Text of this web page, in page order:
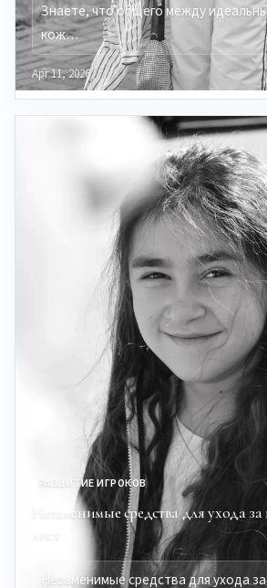
Знаете, что общего между
кож…
Apr 11, 2026
РАЗВИТИЕ ИГРОКОВ
Незаменимые средства для ухода
лист
Незаменимые средства для ухода